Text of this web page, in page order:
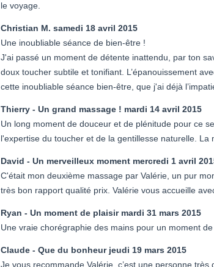
le voyage.
Christian M. samedi 18 avril 2015
Une inoubliable séance de bien-être !
J'ai passé un moment de détente inattendu, par ton
doux toucher subtile et tonifiant. L’épanouissement
cette inoubliable séance bien-être, que j'ai déjà
Thierry - Un grand massage ! mardi 14 avril 2015
Un long moment de douceur et de plénitude pour ce
l'expertise du toucher et de la gentillesse naturelle.
David - Un merveilleux moment mercredi 1 avril
C'était mon deuxième massage par Valérie, un pur
très bon rapport qualité prix. Valérie vous accueille
Ryan - Un moment de plaisir mardi 31 mars 2015
Une vraie chorégraphie des mains pour un moment
Claude - Que du bonheur jeudi 19 mars 2015
Je vous recommande Valérie, c’est une personne